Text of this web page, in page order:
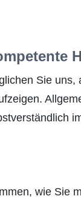
Sie
wie Sie